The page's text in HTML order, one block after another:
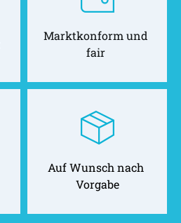
Marktkonform und
fair
Auf Wunsch nach
Vorgabe